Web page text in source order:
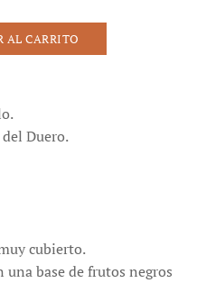
AL CARRITO
Duero.
cubierto.
base de frutos negros